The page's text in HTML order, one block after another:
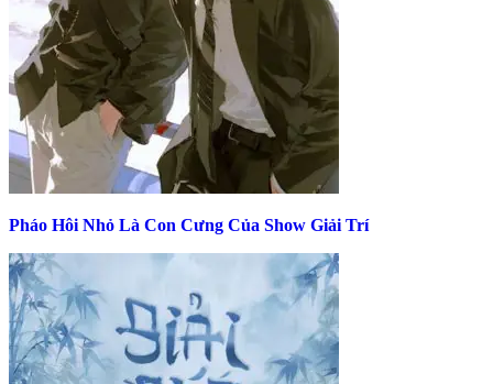
Pháo Hôi Nhỏ Là Con Cưng Của Show Giải Trí